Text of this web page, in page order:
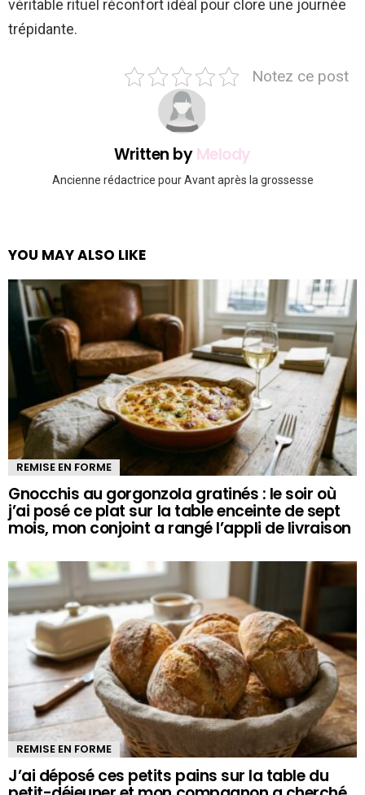
véritable rituel réconfort idéal pour clore une journée
trépidante.
Notez ce post
Written byMelody
Ancienne rédactrice pour Avant après la grossesse
YOU MAY ALSO LIKE
REMISE EN FORME
Gnocchis au gorgonzola gratinés : le soir où
j’ai posé ce plat sur la table enceinte de sept
mois, mon conjoint a rangé l’appli de livraison
REMISE EN FORME
J’ai déposé ces petits pains sur la table du